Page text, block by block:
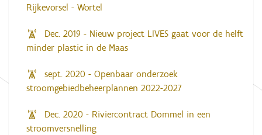
Rijkevorsel - Wortel
Dec. 2019 - Nieuw project LIVES gaat voor de helft
minder plastic in de Maas
sept. 2020 - Openbaar onderzoek
stroomgebiedbeheerplannen 2022-2027
Dec. 2020 - Riviercontract Dommel in een
stroomversnelling